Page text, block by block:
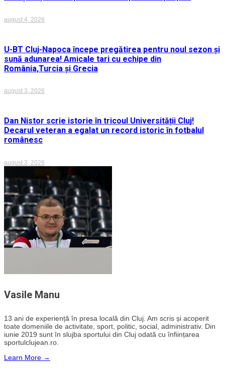
august 4, 2026
U-BT Cluj-Napoca începe pregătirea pentru noul sezon și
sună adunarea! Amicale tari cu echipe din
România,Turcia și Grecia
august 3, 2026
Dan Nistor scrie istorie în tricoul Universității Cluj!
Decarul veteran a egalat un record istoric în fotbalul
românesc
august 3, 2026
Vasile Manu
13 ani de experiență în presa locală din Cluj. Am scris și acoperit
toate domeniile de activitate, sport, politic, social, administrativ. Din
iunie 2019 sunt în slujba sportului din Cluj odată cu înființarea
sportulclujean.ro.
Learn More →